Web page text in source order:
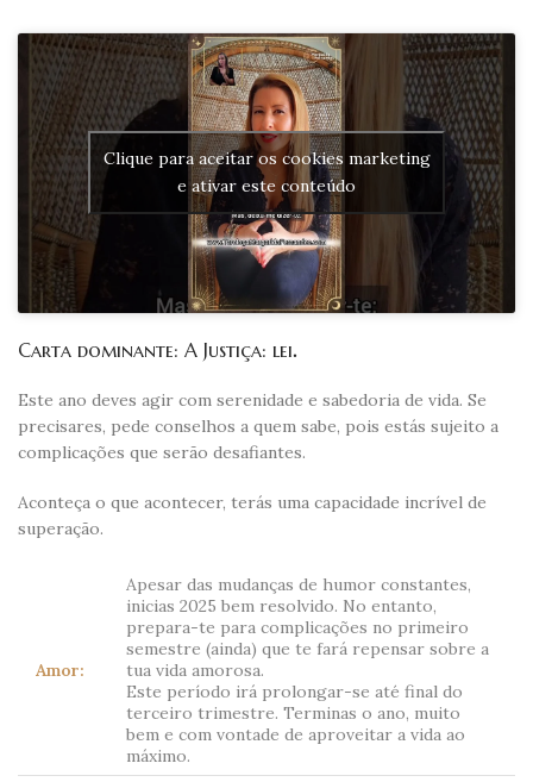
Clique para aceitar os cookies marketing
e ativar este conteúdo
Carta dominante: A Justiça: lei.
Este ano deves agir com serenidade e sabedoria de vida. Se
precisares, pede conselhos a quem sabe, pois estás sujeito a
complicações que serão desafiantes.
Aconteça o que acontecer, terás uma capacidade incrível de
superação.
Amor:
Apesar das mudanças de humor constantes,
inicias 2025 bem resolvido. No entanto,
prepara-te para complicações no primeiro
semestre (ainda) que te fará repensar sobre a
tua vida amorosa.
Este período irá prolongar-se até final do
terceiro trimestre. Terminas o ano, muito
bem e com vontade de aproveitar a vida ao
máximo.